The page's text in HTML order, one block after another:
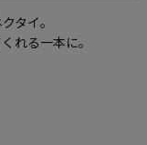
タイ。
れる一本に。